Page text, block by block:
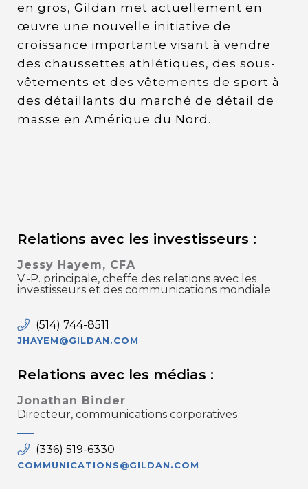
en gros, Gildan met actuellement en
œuvre une nouvelle initiative de
croissance importante visant à vendre
des chaussettes athlétiques, des sous-
vêtements et des vêtements de sport à
des détaillants du marché de détail de
masse en Amérique du Nord.
Relations avec les investisseurs :
Jessy Hayem, CFA
V.-P. principale, cheffe des relations avec les
investisseurs et des communications mondiale
(514) 744-8511
JHAYEM@GILDAN.COM
Relations avec les médias :
Jonathan Binder
Directeur, communications corporatives
(336) 519-6330
COMMUNICATIONS@GILDAN.COM